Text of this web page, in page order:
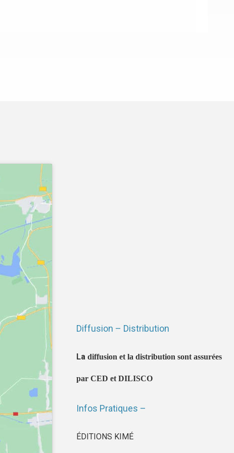
Diffusion – Distribution
La diffusion et la distribution sont assurées
par CED et DILISCO
Infos Pratiques –
ÉDITIONS KIMÉ